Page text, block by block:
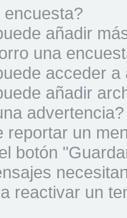
añadir
una
acceder a
añadir
advertencia?
reportar un
botón
reactivar un